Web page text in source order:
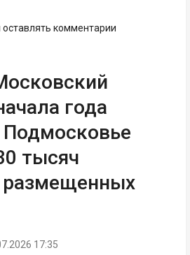
оставлять комментарии
года
тысяч
размещенных
17:35